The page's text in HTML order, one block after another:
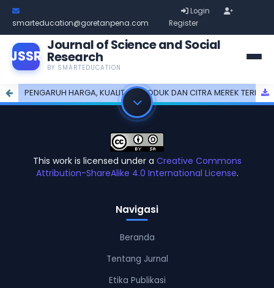
smarteducation@goretanpena.com
Login
Register
JSSR
Journal of Science and Social
Research
BY SMARTEDUCATION
PENGARUH HARGA, KUALITAS PRODUK DAN CITRA MEREK TERHADAP MINAT BELI PRODUK GLAD2GLOW PADA GENERASI Z DI TIKTOK
This work is licensed under a Creative Commons
Attribution-ShareAlike 4.0 International License.
Navigasi
Beranda
Tentang Jurnal
Etika Publikasi